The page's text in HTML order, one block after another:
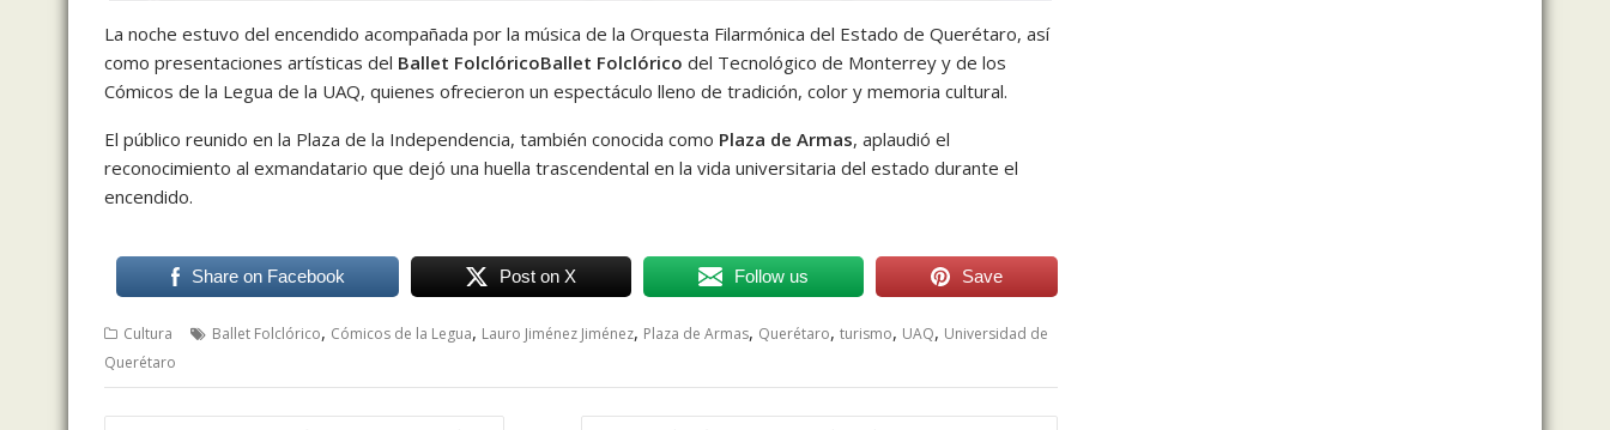
La noche estuvo del encendido acompañada por la música de la Orquesta Filarmónica del Estado de Querétaro, así
como presentaciones artísticas del Ballet FolclóricoBallet Folclórico del Tecnológico de Monterrey y de los
Cómicos de la Legua de la UAQ, quienes ofrecieron un espectáculo lleno de tradición, color y memoria cultural.
El público reunido en la Plaza de la Independencia, también conocida como Plaza de Armas, aplaudió el
reconocimiento al exmandatario que dejó una huella trascendental en la vida universitaria del estado durante el
encendido.
Share on Facebook Post on X Follow us Save
Cultura Ballet Folclórico, Cómicos de la Legua, Lauro Jiménez Jiménez, Plaza de Armas, Querétaro, turismo, UAQ, Universidad de
Querétaro